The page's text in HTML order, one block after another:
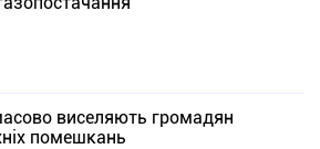
виселяють громадян
помешкань